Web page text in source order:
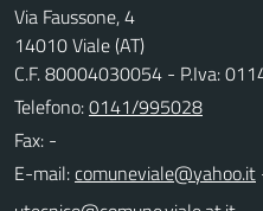
Via Faussone, 4
14010 Viale (AT)
C.F. 80004030054 - P.Iva:
Telefono:0141/995028
Fax: -
E-mail: